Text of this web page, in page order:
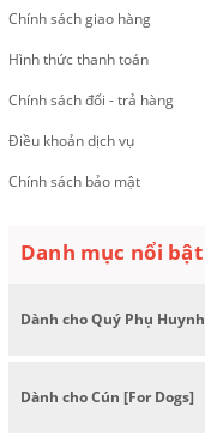
Chính sách giao hàng
Hình thức thanh toán
Chính sách đổi - trả hàng
Điều khoản dịch vụ
Chính sách bảo mật
Danh mục nổi bật
Dành cho Quý Phụ Huynh
Dành cho Cún [For Dogs]